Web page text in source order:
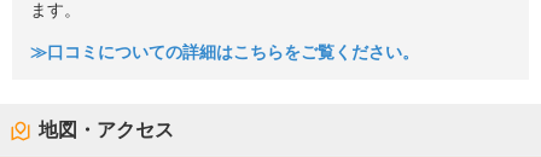
ます。
≫口コミについての詳細はこちらをご覧ください。
地図・アクセス